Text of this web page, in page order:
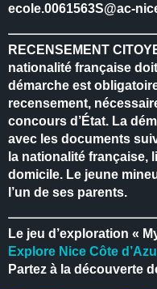
ecole.0061563S@ac-
RECENSEMENT
nationalité française
démarche est
recensement,
concours d’État. La
avec les documents
la nationalité française,
domicile. Le jeune
l’un de ses parents.
Le jeu d’exploration «
Explore Nice Côte
Partez à la découverte